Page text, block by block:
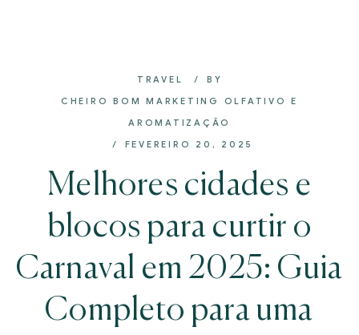
TRAVEL
BY
CHEIRO BOM MARKETING OLFATIVO E
AROMATIZAÇÃO
FEVEREIRO 20, 2025
Melhores cidades e
blocos para curtir o
Carnaval em 2025: Guia
Completo para uma